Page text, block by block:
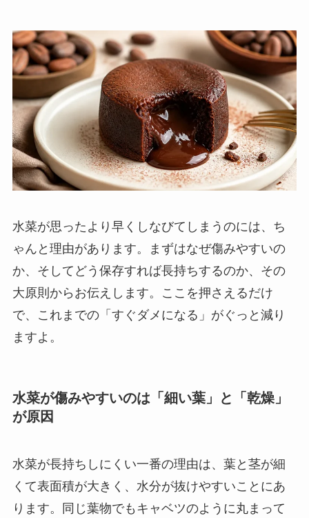
水菜が思ったより早くしなびてしまうのには、ち
ゃんと理由があります。まずはなぜ傷みやすいの
か、そしてどう保存すれば長持ちするのか、その
大原則からお伝えします。ここを押さえるだけ
で、これまでの「すぐダメになる」がぐっと減り
ますよ。
水菜が傷みやすいのは「細い葉」と「乾燥」
が原因
水菜が長持ちしにくい一番の理由は、葉と茎が細
くて表面積が大きく、水分が抜けやすいことにあ
ります。同じ葉物でもキャベツのように丸まって